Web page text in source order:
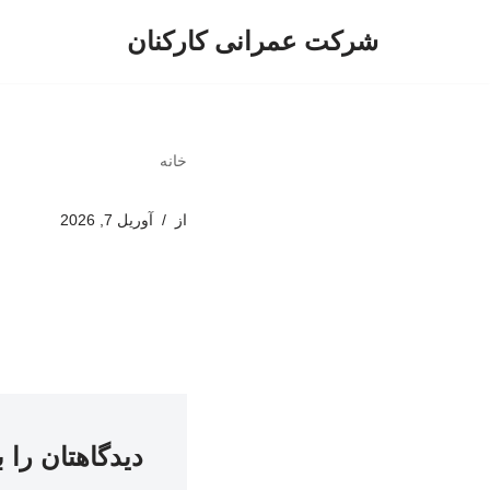
شرکت عمرانی کارکنان
خانه
از آوریل 7, 2026
دیدگاهتان را